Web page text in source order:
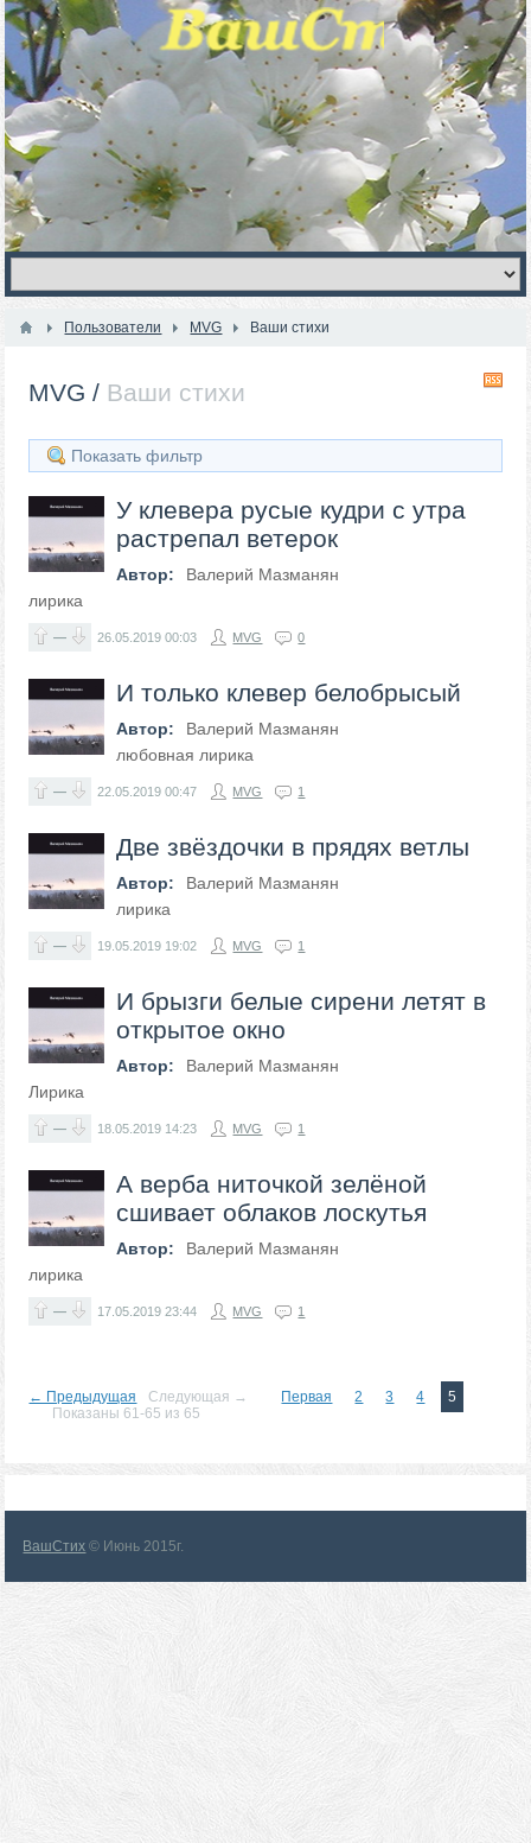
Пользователи MVG Ваши стихи
MVG / Ваши стихи
Показать фильтр
У клевера русые кудри с утра
растрепал ветерок
Автор:
Валерий Мазманян
лирика
— 26.05.201900:03 MVG 0
И только клевер белобрысый
Автор:
Валерий Мазманян
любовная лирика
— 22.05.201900:47 MVG 1
Две звёздочки в прядях ветлы
Автор:
Валерий Мазманян
лирика
— 19.05.2019 19:02 MVG 1
И брызги белые сирени летят в
открытое окно
Автор:
Валерий Мазманян
Лирика
— 18.05.2019 14:23 MVG 1
А верба ниточкой зелёной
сшивает облаков лоскутья
Автор:
Валерий Мазманян
лирика
— 17.05.201923:44 MVG 1
← Предыдущая Следующая → Первая 2 3 4
5
Показаны 61-65 из 65
ВашСтих © Июнь 2015г.